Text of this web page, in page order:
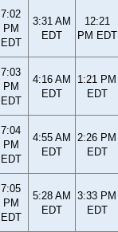
7:02
PM
EDT
3:31 AM
EDT
12:21
PM EDT
7:03
PM
EDT
4:16 AM
EDT
1:21 PM
EDT
7:04
PM
EDT
4:55 AM
EDT
2:26 PM
EDT
7:05
PM
EDT
5:28 AM
EDT
3:33 PM
EDT